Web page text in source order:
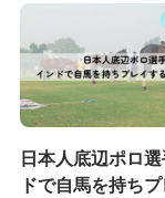
日本人底辺ポロ
ドで自馬を持ち